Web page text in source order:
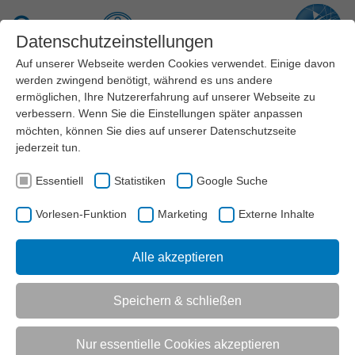
Zum Hauptinhalt springen
Suche
Menü
Artikel
MEDIEN NEWS AKTUELL:
„SPORTVEREINE SIND KEINE SUPERMÄRKTE“
Vorlesen-Funktion aktivieren
Datenschutzeinstellungen
Auf unserer Webseite werden Cookies verwendet. Einige davon
werden zwingend benötigt, während es uns andere
ermöglichen, Ihre Nutzererfahrung auf unserer Webseite zu
verbessern. Wenn Sie die Einstellungen später anpassen
möchten, können Sie dies auf unserer Datenschutzseite
jederzeit tun.
Essentiell Statistiken Google Suche
Vorlesen-Funktion Marketing Externe Inhalte
Alle akzeptieren
Speichern & schließen
Nur essentielle Cookies akzeptieren